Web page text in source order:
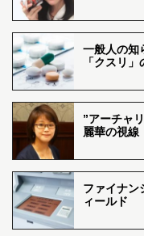
一般人の知
「クスリ
”アーチャ
麗華の視線
ファイナン
ィールド